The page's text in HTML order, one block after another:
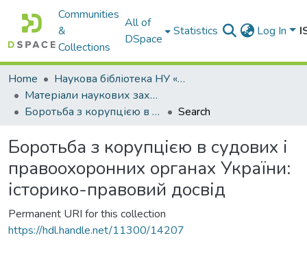
Communities
&
Collections
All of
DSpace
Statistics Log In
Home
Наукова бібліотека НУ «ОЮА»
Матеріали наукових заходів
Боротьба з корупцією в судових і правоохоронних органах України: історико-правовий досвід
Search
Боротьба з корупцією в судових і
правоохоронних органах України:
історико-правовий досвід
Permanent URI for this collection
https://hdl.handle.net/11300/14207